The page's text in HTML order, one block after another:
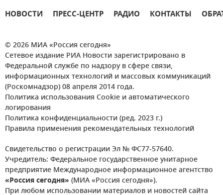
НОВОСТИ ПРЕСС-ЦЕНТР РАДИО КОНТАКТЫ
© 2026 МИА «Россия сегодня»
Сетевое издание РИА Новости зарегистрировано в
Федеральной службе по надзору в сфере связи,
информационных технологий и массовых коммуникаций
(Роскомнадзор) 08 апреля 2014 года.
Политика использования Cookie и автоматического
логирования
Политика конфиденциальности (ред. 2023 г.)
Правила применения рекомендательных технологий
Свидетельство о регистрации Эл № ФС77-57640.
Учредитель: Федеральное государственное унитарное
предприятие Международное информационное агентство
«Россия сегодня» (МИА «Россия сегодня»).
При любом использовании материалов и новостей сайта